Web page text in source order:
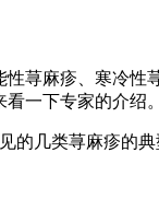
荨麻疹、寒冷
一下专家的介绍。